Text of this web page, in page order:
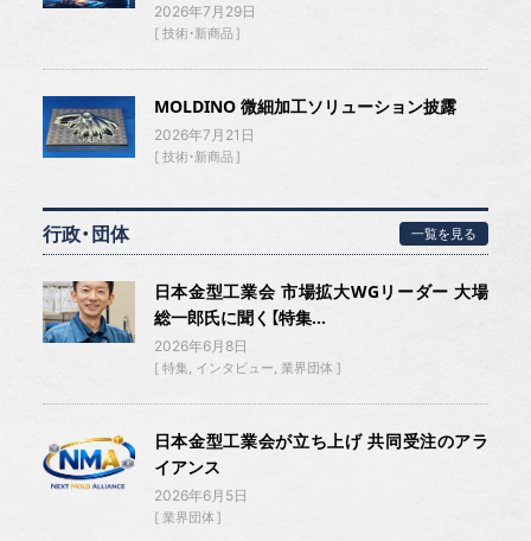
2026年7月29日
技術・新商品
MOLDINO 微細加工ソリューション披露
2026年7月21日
技術・新商品
行政・団体 一覧を見る
日本金型工業会 市場拡大WGリーダー 大場
総一郎氏に聞く【特集...
2026年6月8日
特集 インタビュー 業界団体
日本金型工業会が立ち上げ 共同受注のアラ
イアンス
2026年6月5日
業界団体